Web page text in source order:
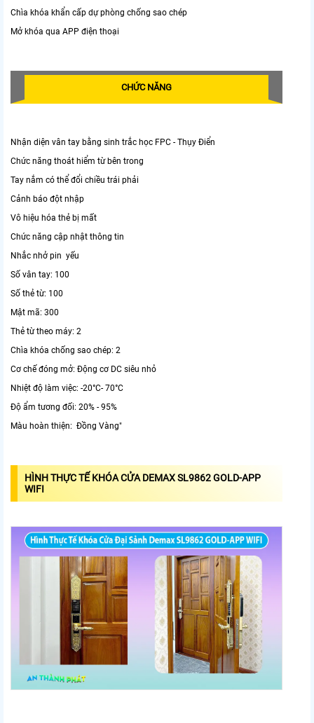
Chìa khóa khẩn cấp dự phòng chống sao chép
Mở khóa qua APP điện thoại
CHỨC NĂNG
Nhận diện vân tay bằng sinh trắc học FPC - Thụy Điển
Chức năng thoát hiểm từ bên trong
Tay nắm có thể đổi chiều trái phải
Cảnh báo đột nhập
Vô hiệu hóa thẻ bị mất
Chức năng cập nhật thông tin
Nhắc nhở pin yếu
Số vân tay: 100
Số thẻ từ: 100
Mật mã: 300
Thẻ từ theo máy: 2
Chìa khóa chống sao chép: 2
Cơ chế đóng mở: Động cơ DC siêu nhỏ
Nhiệt độ làm việc: -20°C- 70°C
Độ ẩm tương đối: 20% - 95%
Màu hoàn thiện: Đồng Vàng"
HÌNH THỰC TẾ KHÓA CỬA DEMAX SL9862 GOLD-APP
WIFI